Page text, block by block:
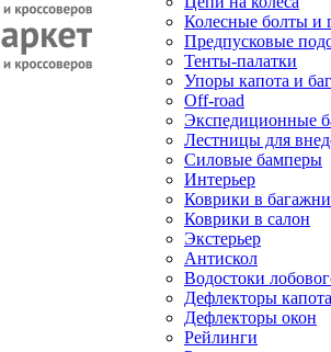
Колесные болты и
Предпусковые
Тенты-палатки
Упоры капота и
Off-road
Экспедиционные
Лестницы для
Силовые бамперы
Интерьер
Коврики в
Коврики в салон
Экстерьер
Антискол
Водостоки
Дефлекторы капота
Дефлекторы окон
Рейлинги